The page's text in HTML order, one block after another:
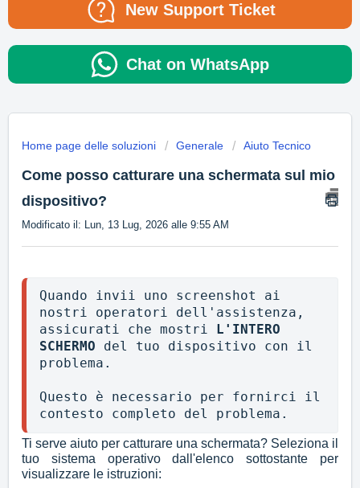
New Support Ticket
Chat on WhatsApp
Home page delle soluzioni Generale Aiuto Tecnico
Come posso catturare una schermata sul mio
dispositivo?
Modificato il: Lun, 13 Lug, 2026 alle 9:55 AM
Quando invii uno screenshot ai
nostri operatori dell'assistenza,
assicurati che mostri
L'INTERO
SCHERMO del tuo dispositivo con il
problema.
Questo è necessario per fornirci il
contesto completo del problema.
Ti serve aiuto per catturare una schermata? Seleziona il
tuo sistema operativo dall'elenco sottostante per
visualizzare le istruzioni: